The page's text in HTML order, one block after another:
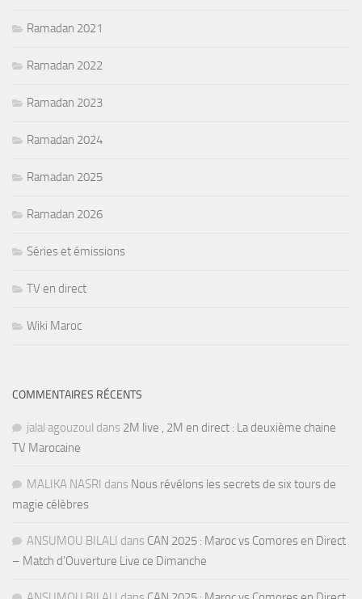
Ramadan 2021
Ramadan 2022
Ramadan 2023
Ramadan 2024
Ramadan 2025
Ramadan 2026
Séries et émissions
TV en direct
Wiki Maroc
COMMENTAIRES RÉCENTS
jalal agouzoul dans 2M live , 2M en direct : La deuxième chaine
TV Marocaine
MALIKA NASRI dans Nous révélons les secrets de six tours de
magie célèbres
ANSUMOU BILALI dans CAN 2025 : Maroc vs Comores en Direct
– Match d’Ouverture Live ce Dimanche